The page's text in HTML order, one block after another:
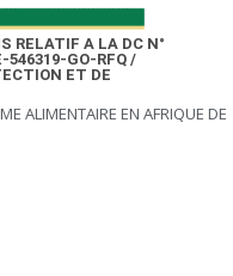
RELATIF A LA DC N°
546319-GO-RFQ /
ET DE
ALIMENTAIRE EN AFRIQUE DE